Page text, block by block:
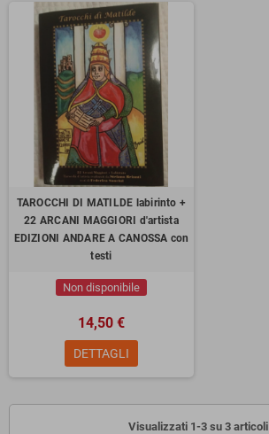
TAROCCHI DI MATILDE labirinto +
22 ARCANI MAGGIORI d'artista
EDIZIONI ANDARE A CANOSSA con
testi
Non disponibile
14,50 €
DETTAGLI
Visualizzati 1-3 su 3 articoli